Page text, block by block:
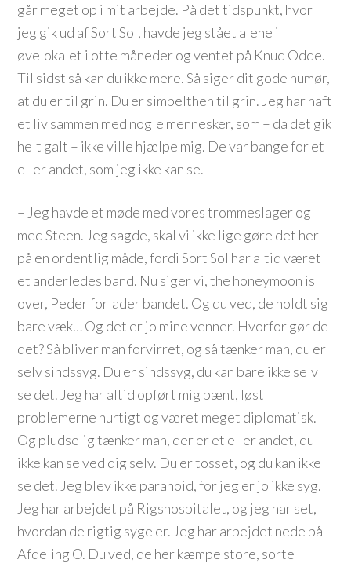
går meget op i mit arbejde. På det tidspunkt, hvor
jeg gik ud af Sort Sol, havde jeg stået alene i
øvelokalet i otte måneder og ventet på Knud Odde.
Til sidst så kan du ikke mere. Så siger dit gode humør,
at du er til grin. Du er simpelthen til grin. Jeg har haft
et liv sammen med nogle mennesker, som – da det gik
helt galt – ikke ville hjælpe mig. De var bange for et
eller andet, som jeg ikke kan se.
– Jeg havde et møde med vores trommeslager og
med Steen. Jeg sagde, skal vi ikke lige gøre det her
på en ordentlig måde, fordi Sort Sol har altid været
et anderledes band. Nu siger vi, the honeymoon is
over, Peder forlader bandet. Og du ved, de holdt sig
bare væk… Og det er jo mine venner. Hvorfor gør de
det? Så bliver man forvirret, og så tænker man, du er
selv sindssyg. Du er sindssyg, du kan bare ikke selv
se det. Jeg har altid opført mig pænt, løst
problemerne hurtigt og været meget diplomatisk.
Og pludselig tænker man, der er et eller andet, du
ikke kan se ved dig selv. Du er tosset, og du kan ikke
se det. Jeg blev ikke paranoid, for jeg er jo ikke syg.
Jeg har arbejdet på Rigshospitalet, og jeg har set,
hvordan de rigtig syge er. Jeg har arbejdet nede på
Afdeling O. Du ved, de her kæmpe store, sorte